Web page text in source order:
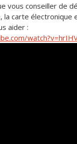
vous conseiller de
la carte électronique
aider :